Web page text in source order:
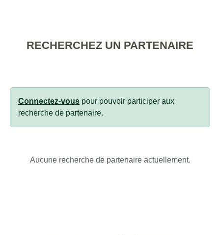
RECHERCHEZ UN PARTENAIRE
Connectez-vous pour pouvoir participer aux
recherche de partenaire.
Aucune recherche de partenaire actuellement.